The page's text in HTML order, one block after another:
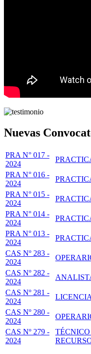
Nuevas
PRA N° 017 -
2024
PRA N° 016 -
2024
PRA N° 015 -
2024
PRA N° 014 -
2024
PRA N° 013 -
2024
CAS Nº 283 -
2024
CAS Nº 282 -
2024
CAS Nº 281 -
2024
CAS Nº 280 -
2024
CAS Nº 279 -
2024